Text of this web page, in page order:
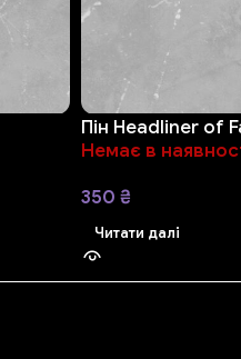
Пін Headliner of
Немає в
350 ₴
Читати далі